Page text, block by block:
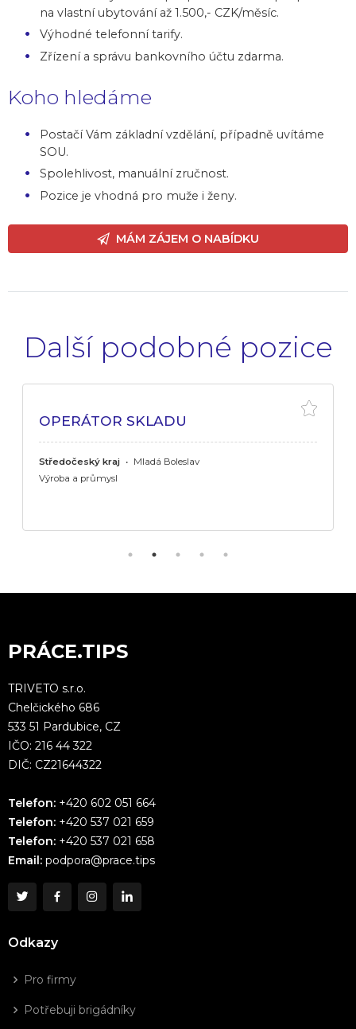
na vlastní ubytování až 1.500,- CZK/měsíc.
Výhodné telefonní tarify.
Zřízení a správu bankovního účtu zdarma.
Koho hledáme
Postačí Vám základní vzdělání, případně uvítáme
SOU.
Spolehlivost, manuální zručnost.
Pozice je vhodná pro muže i ženy.
MÁM ZÁJEM O NABÍDKU
Další podobné pozice
OPERÁTOR SKLADU
Středočeský kraj • Mladá Boleslav
Výroba a průmysl
PRÁCE.TIPS
TRIVETO s.r.o.
Chelčického 686
533 51 Pardubice, CZ
IČO: 216 44 322
DIČ: CZ21644322
Telefon: +420 602 051 664
Telefon: +420 537 021 659
Telefon: +420 537 021 658
Email: podpora@prace.tips
Odkazy
Pro firmy
Potřebuji brigádníky